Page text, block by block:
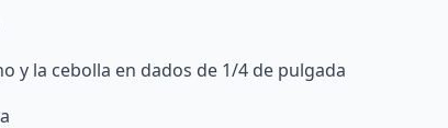
y la cebolla en dados de 1/4 de pulgada